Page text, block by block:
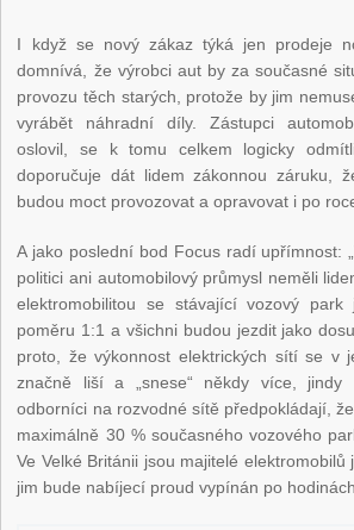
I když se nový zákaz týká jen prodeje
domnívá, že výrobci aut by za současné
provozu těch starých, protože by jim
vyrábět náhradní díly. Zástupci
oslovil, se k tomu celkem logicky
doporučuje dát lidem zákonnou záruku,
budou moct provozovat a opravovat i po
A jako poslední bod Focus radí upřímnost:
politici ani automobilový průmysl neměli
elektromobilitou se stávající vozový park
poměru 1:1 a všichni budou jezdit jako
proto, že výkonnost elektrických sítí se v
značně liší a „snese“ někdy více, jindy
odborníci na rozvodné sítě předpokládají,
maximálně 30 % současného vozového
Ve Velké Británii jsou majitelé elektromobilů
jim bude nabíjecí proud vypínán po